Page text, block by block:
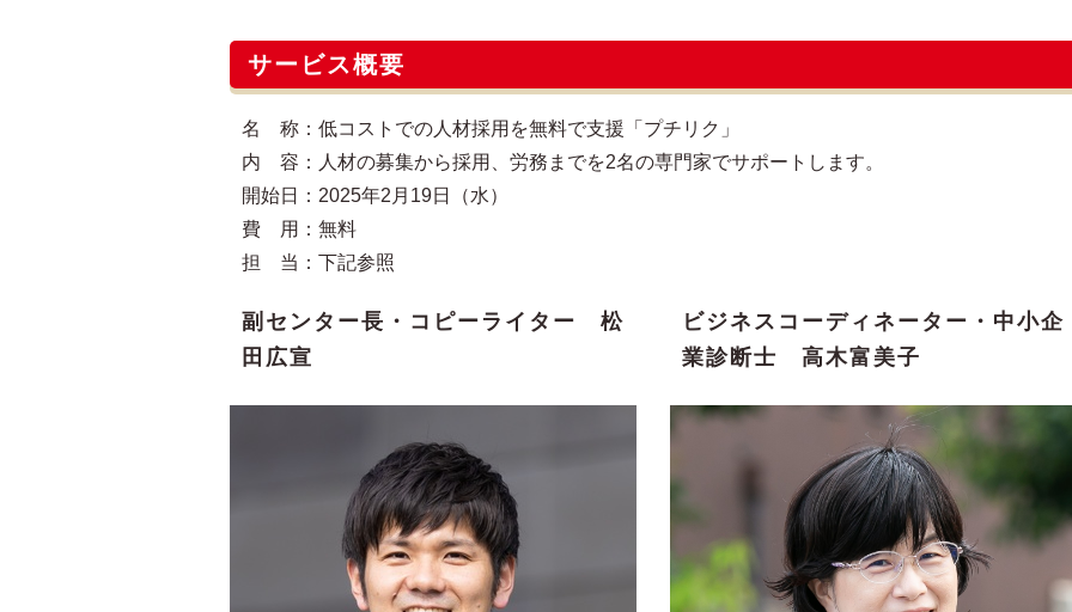
サービス概要
名 称：低コストでの人材採用を無料で支援「プチリク」
内 容：人材の募集から採用、労務までを2名の専門家でサポートします。
開始日：2025年2月19日（水）
費 用：無料
担 当：下記参照
副センター長・コピーライター 松
田広宣
ビジネスコーディネーター・中小企
業診断士 高木富美子